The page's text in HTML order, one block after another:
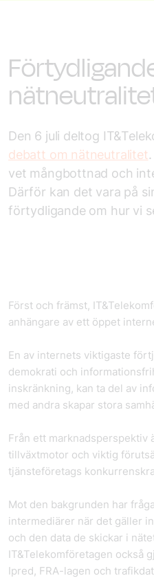
Den 6 juli deltog
debatt om nätneutralitet
vet mångbottnad och
Därför kan det vara på
förtydligande om hur vi
Först och främst,
anhängare av ett öppet
En av internets viktigaste
demokrati och
inskränkning, kan ta del av
med andra skapar stora
Från ett marknadsperspektiv
tillväxtmotor och viktig
tjänsteföretags
Mot den bakgrunden har
intermediärer när det gäller
och den data de skickar i
IT&Telekomföretagen också
Ipred, FRA-lagen och